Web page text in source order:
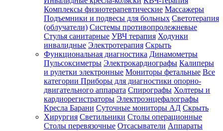
Комплексы физиотерапевтические Массажеры
Подъемники и подвесы для больных Светотерапия
(облучатели) Системы противопролежневые
Стулья санитарные УВЧ терапия Ходунки
инвалидные Электротерапия Скрыть
Функциональная диагностика Динамометры
Пульсоксиметры Электрокардиографы Калиперы
и рулетки электронные Мониторы фетальные Все
категории Приборы для диагностики опорно-
двигательного аппарата Спирографы Холтеры и
кардиорегистраторы Электроэнцефалографы
Кресла Барани Суточные мониторы АД Скрыть
Хирургия Светильники Столы операционные
Столы перевязочные Отсасыватели Аппараты